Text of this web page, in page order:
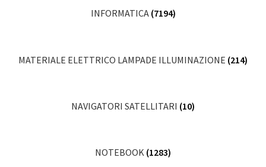
INFORMATICA (7194)
MATERIALE ELETTRICO LAMPADE ILLUMINAZIONE (214)
NAVIGATORI SATELLITARI (10)
NOTEBOOK (1283)